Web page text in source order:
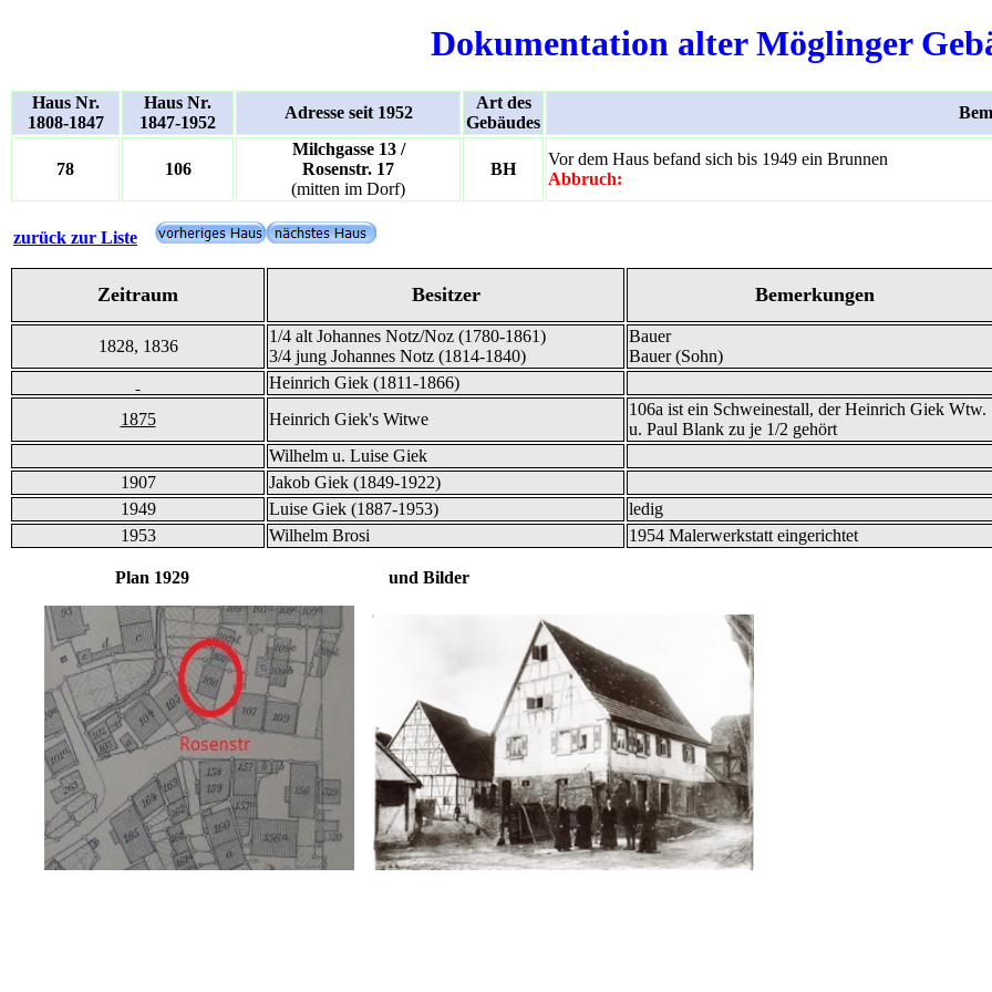
Dokumentation alter Möglinger
Haus Nr.
1808-1847
Haus Nr.
1847-1952
Adresse seit 1952
Art des
Gebäudes
78 106
Milchgasse 13 /
Rosenstr. 17
(mitten im Dorf)
BH
Vor dem Haus befand sich bis 1949 ein Brunnen
Abbruch:
zurück zur Liste
Zeitraum Besitzer Bemerkungen
1828, 1836
1/4 alt Johannes Notz/Noz (1780-1861)
3/4 jung Johannes Notz (1814-1840)
Bauer
Bauer (Sohn)
Heinrich Giek (1811-1866)
1875
Heinrich Giek's Witwe
106a ist ein Schweinestall, der Heinrich Giek Wtw.
u. Paul Blank zu je 1/2 gehört
Wilhelm u. Luise Giek
1907
Jakob Giek (1849-1922)
1949
Luise Giek (1887-1953)
ledig
1953
Wilhelm Brosi 1954 Malerwerkstatt eingerichtet
Plan 1929 und Bilder